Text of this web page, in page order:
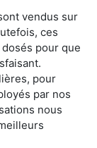
vendus sur
ces
pour que
pour
par nos
nous